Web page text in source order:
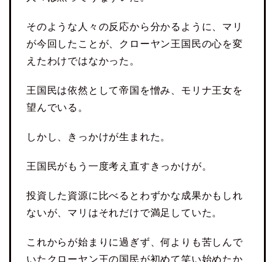
そのような人々の反応から分かるように、マリ
が今回したことが、クローヤン王国民の心を変
えたわけではなかった。
王国民は依然として帝国を憎み、モリナ王女を
望んでいる。
しかし、きっかけが生まれた。
王国民がもう一度考え直すきっかけが。
投資した資源に比べるとわずかな成果かもしれ
ないが、マリはそれだけで満足していた。
これからが始まりに過ぎず、何よりも苦しんで
いたクローヤン王の国民が初めて笑い始めたか